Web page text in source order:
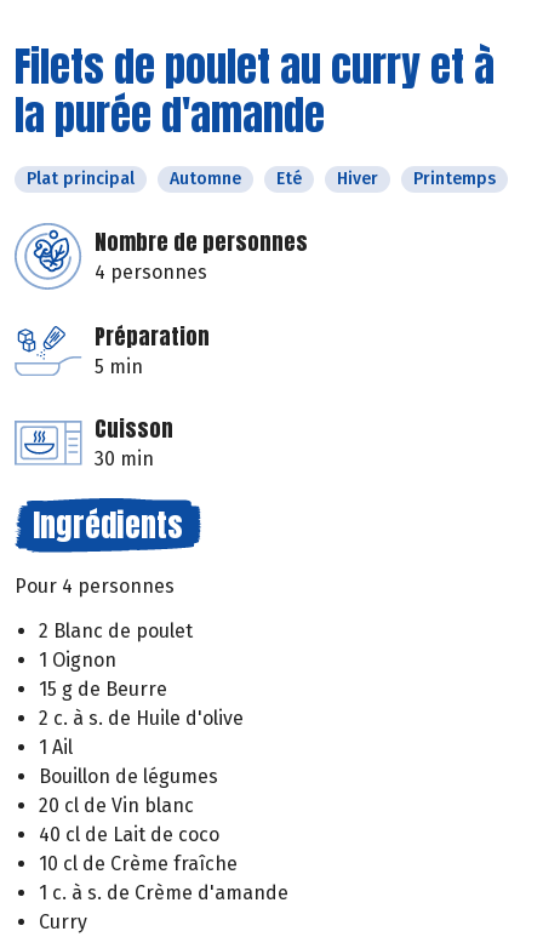
Filets de poulet au curry et à
la purée d'amande
Plat principal Automne Eté Hiver Printemps
Nombre de personnes
4 personnes
Préparation
5 min
Cuisson
30 min
Ingrédients
Pour 4 personnes
2 Blanc de poulet
1 Oignon
15 g de Beurre
2 c. à s. de Huile d'olive
1 Ail
Bouillon de légumes
20 cl de Vin blanc
40 cl de Lait de coco
10 cl de Crème fraîche
1 c. à s. de Crème d'amande
Curry